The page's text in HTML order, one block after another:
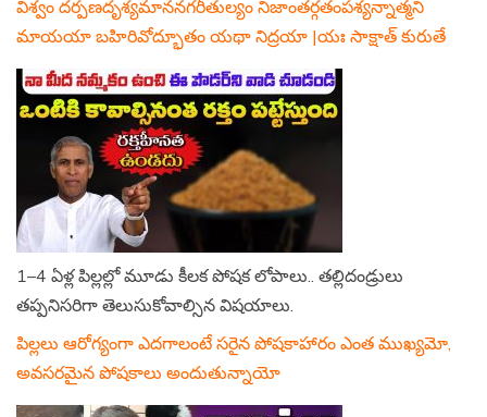
విశ్వం దర్పణదృశ్యమాననగరీతుల్యం నిజాంతర్గతంపశ్యన్నాత్మని
మాయయా బహిరివోద్భూతం యథా నిద్రయా |యః సాక్షాత్ కురుతే
1–4 ఏళ్ల పిల్లల్లో మూడు కీలక పోషక లోపాలు.. తల్లిదండ్రులు
తప్పనిసరిగా తెలుసుకోవాల్సిన విషయాలు.
పిల్లలు ఆరోగ్యంగా ఎదగాలంటే సరైన పోషకాహారం ఎంత ముఖ్యమో,
అవసరమైన పోషకాలు అందుతున్నాయో